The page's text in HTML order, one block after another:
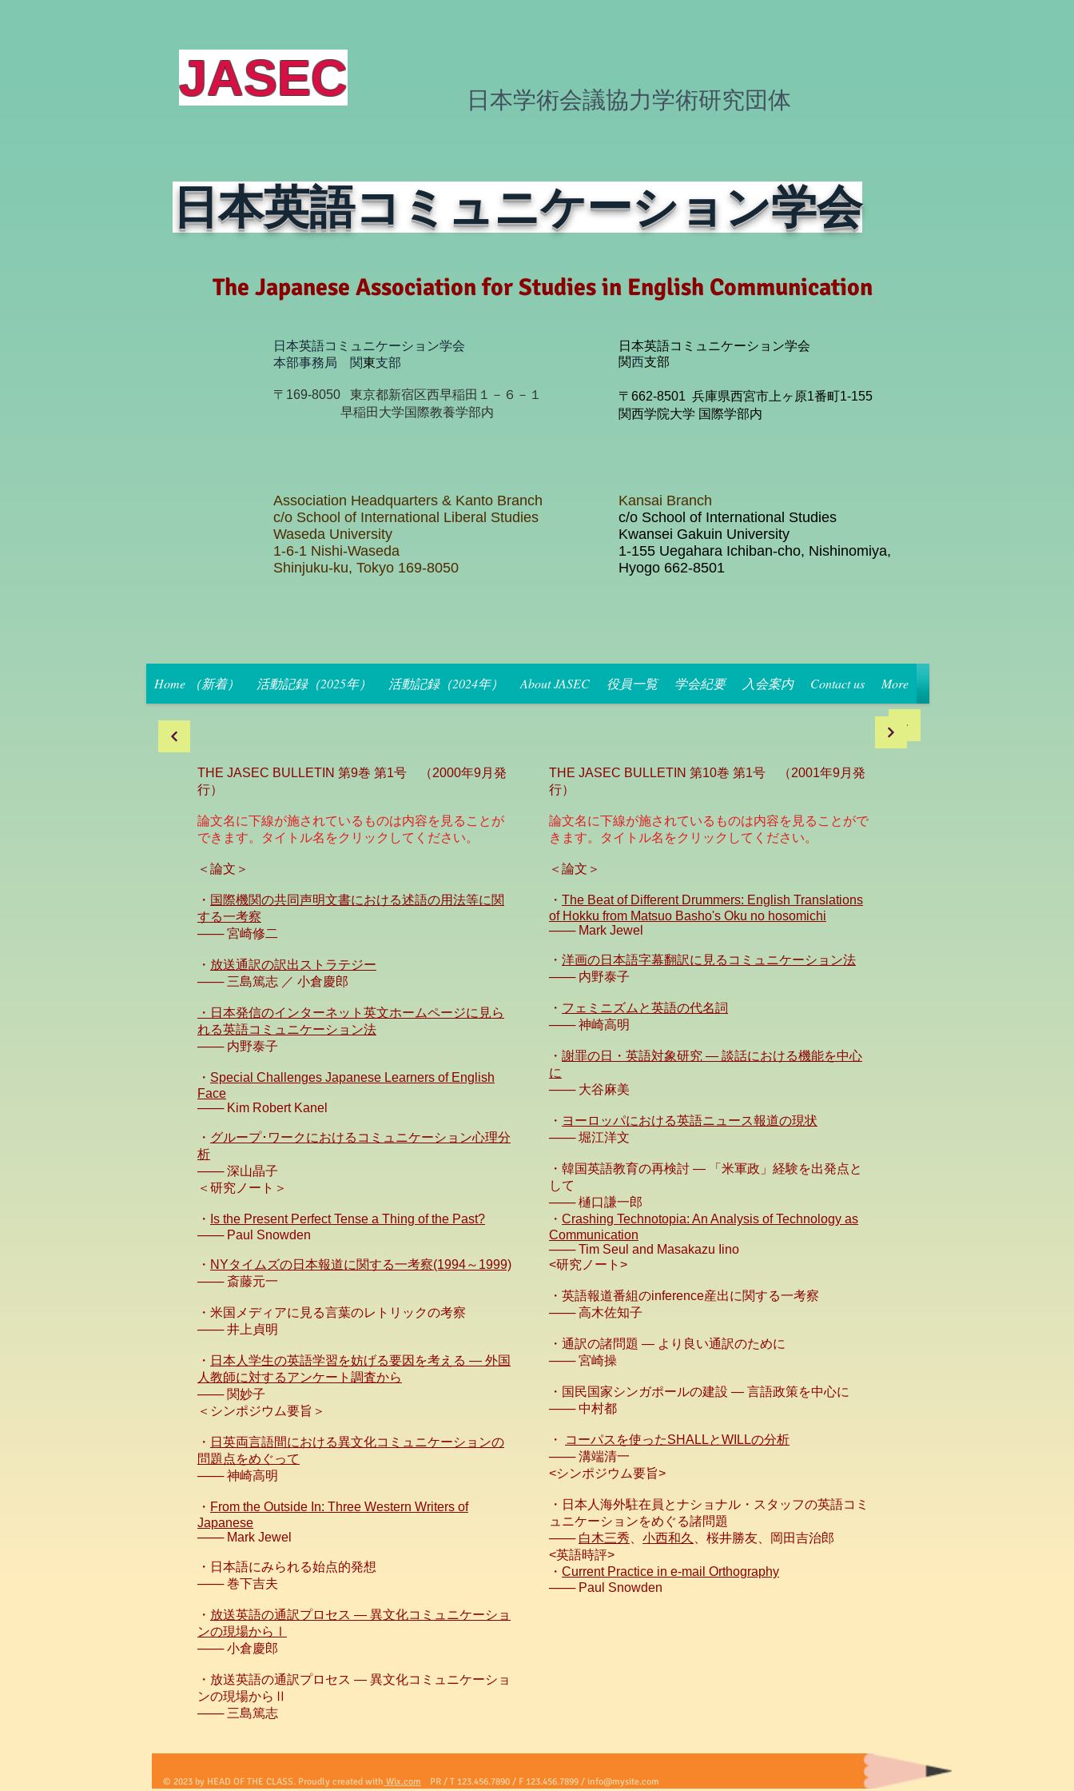
JASEC ​日本学術会議協力学術研究団体
日本英語コミュニケーション学会
The Japanese Association for Studies in English Communication
日本英語コミュニケーション学会
本部事務局 関東支部
〒169-8050 東京都新宿区西早稲田１－６－１
早稲田大学国際教養学部内
日本英語コミュニケーション学会
関西支部
〒662-8501 兵庫県西宮市上ヶ原1番町1-155
関西学院大学 国際学部内
Association Headquarters & Kanto Branch
c/o School of International Liberal Studies
Waseda University
1-6-1 Nishi-Waseda
Shinjuku-ku, Tokyo 169-8050
Kansai Branch
c/o School of International Studies
Kwansei Gakuin University
1-155 Uegahara Ichiban-cho, Nishinomiya,
Hyogo 662-8501
Home （新着） 活動記録（2025年） 活動記録（2024年） About JASEC 役員一覧 学会紀要 入会案内 Contact us More
THE JASEC BULLETIN 第9巻 第1号 （2000年9月発
行）
論文名に下線が施されているものは内容を見ることが
できます。タイトル名をクリックしてください。
＜論文＞
・ 国際機関の共同声明文書における述語の用法等に関
する一考察
─── 宮崎修二
・ 放送通訳の訳出ストラテジー
─── 三島篤志 ／ 小倉慶郎
・日本発信のインターネット英文ホームページに見ら
れる英語コミュニケーション法
─── 内野泰子
・ Special Challenges Japanese Learners of English
Face
─── Kim Robert Kanel
・ グループ･ワークにおけるコミュニケーション心理分
析
─── 深山晶子
＜研究ノート＞
・ Is the Present Perfect Tense a Thing of the Past?
─── Paul Snowden
・ NYタイムズの日本報道に関する一考察(1994～1999)
─── 斎藤元一
・米国メディアに見る言葉のレトリックの考察
─── 井上貞明
・ 日本人学生の英語学習を妨げる要因を考える ― 外国
人教師に対するアンケート調査から
─── 関妙子
＜シンポジウム要旨＞
・ 日英両言語間における異文化コミュニケーションの
問題点をめぐって
─── 神崎高明
・ From the Outside In: Three Western Writers of
Japanese
─── Mark Jewel
・日本語にみられる始点的発想
─── 巻下吉夫
・ 放送英語の通訳プロセス ― 異文化コミュニケーショ
ンの現場からⅠ
─── 小倉慶郎
・放送英語の通訳プロセス ― 異文化コミュニケーショ
ンの現場からⅡ
─── 三島篤志
THE JASEC BULLETIN 第10巻 第1号 （2001年9月発
行）
論文名に下線が施されているものは内容を見ることがで
きます。タイトル名をクリックしてください。
＜論文＞
・ The Beat of Different Drummers: English Translations
of Hokku from Matsuo Basho's Oku no hosomichi
─── Mark Jewel
・ 洋画の日本語字幕翻訳に見るコミュニケーション法
─── 内野泰子
・ フェミニズムと英語の代名詞
─── 神崎高明
・ 謝罪の日・英語対象研究 ― 談話における機能を中心
に
─── 大谷麻美
・ ヨーロッパにおける英語ニュース報道の現状
─── 堀江洋文
・韓国英語教育の再検討 ― 「米軍政」経験を出発点と
して
─── 樋口謙一郎
・ Crashing Technotopia: An Analysis of Technology as
Communication
─── Tim Seul and Masakazu Iino
<研究ノート>
・英語報道番組のinference産出に関する一考察
─── 高木佐知子
・通訳の諸問題 ― より良い通訳のために
─── 宮崎操
・国民国家シンガポールの建設 ― 言語政策を中心に
─── 中村都
・
コーパスを使ったSHALLとWILLの分析
─── 溝端清一
<シンポジウム要旨>
・日本人海外駐在員とナショナル・スタッフの英語コミ
ュニケーションをめぐる諸問題
─── 白木三秀 小西和久
、桜井勝友、岡田吉治郎
<英語時評>
・ Current Practice in e-mail Orthography
─── Paul Snowden
© 2023 by HEAD OF THE CLASS. Proudly created with Wix.com PR / T 123.456.7890 / F 123.456.7899 / info@mysite.com